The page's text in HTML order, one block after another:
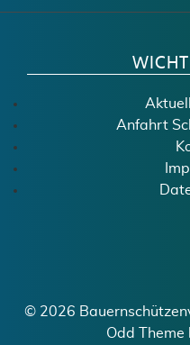
Anfahrt
©2026
Odd Theme